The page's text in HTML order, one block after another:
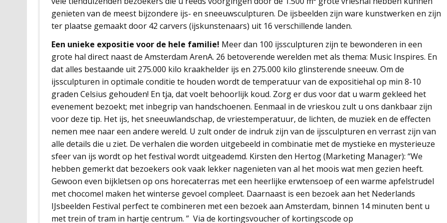
genieten van de meest bijzondere ijs- en sneeuwsculpturen. De ijsbeelden zijn ware kunstwerken en zijn
ter plaatse gemaakt door 42 carvers (ijskunstenaars) uit 16 verschillende landen.
Een unieke expositie voor de hele familie! Meer dan 100 ijssculpturen zijn te bewonderen in een
grote hal direct naast de Amsterdam ArenA. 26 betoverende werelden met als thema: Music Inspires. En
dat alles bestaande uit 275.000 kilo kraakhelder ijs en 275.000 kilo glinsterende sneeuw. Om de
ijssculpturen in optimale conditie te houden wordt de temperatuur van de expositiehal op min 8-10
graden Celsius gehouden! En tja, dat voelt behoorlijk koud. Zorg er dus voor dat u warm gekleed het
evenement bezoekt; met inbegrip van handschoenen. Eenmaal in de vrieskou zult u ons dankbaar zijn
voor deze tip. Het ijs, het sneeuwlandschap, de vriestemperatuur, de lichten, de muziek en de effecten
nemen mee naar een andere wereld. U zult onder de indruk zijn van de ijssculpturen en verrast zijn van
alle details die u ziet. De verhalen die worden uitgebeeld in combinatie met de mystieke en mysterieuze
sfeer van ijs wordt op het festival wordt uitgeademd. Kirsten den Hertog (Marketing Manager): “We
hebben gemerkt dat bezoekers ook vaak lekker nagenieten van al het moois wat men gezien heeft.
Gewoon even bijkletsen op ons horecaterras met een heerlijke erwtensoep of een warme apfelstrudel
met chocomel maken het winterse gevoel compleet. Daarnaast is een bezoek aan het Nederlands
IJsbeelden Festival perfect te combineren met een bezoek aan Amsterdam, binnen 14 minuten bent u
met trein of tram in hartje centrum. ” Via de kortingsvoucher of kortingscode op